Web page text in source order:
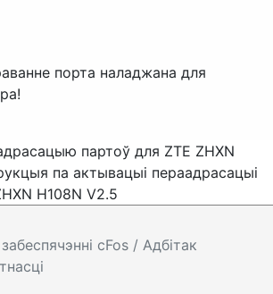
порта наладжана для
партоў для ZTE ZHXN
па актывацыі пераадрасацыі
H108N V2.5
cFos / Адбітак